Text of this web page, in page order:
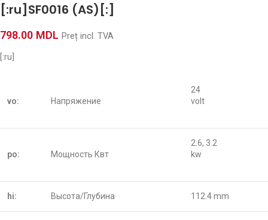
[:ru]SF0016 (AS)[:]
798.00 MDL Preț incl. TVA
[:ru]
vo: Напряжение
24
volt
po: Мощность Квт
2.6, 3.2
kw
hi: Высота/Глубина 112.4 mm